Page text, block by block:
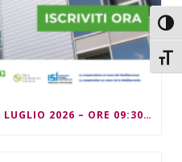
ESG NETWORKING DAY – 3 LUGLIO 2026 – ORE 09:30/13:00